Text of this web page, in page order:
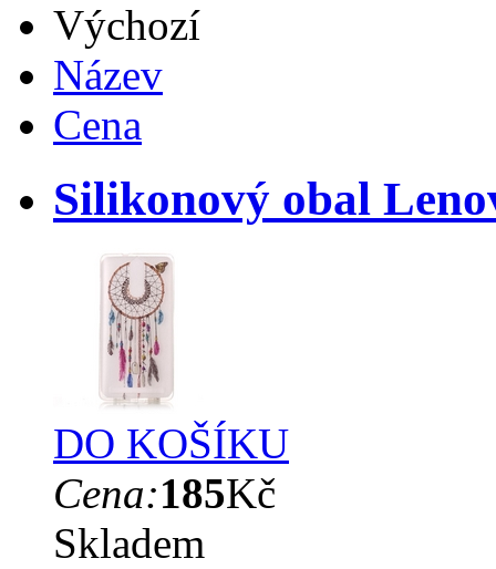
Výchozí
Název
Cena
Silikonový obal
DO KOŠÍKU
Cena:185Kč
Skladem